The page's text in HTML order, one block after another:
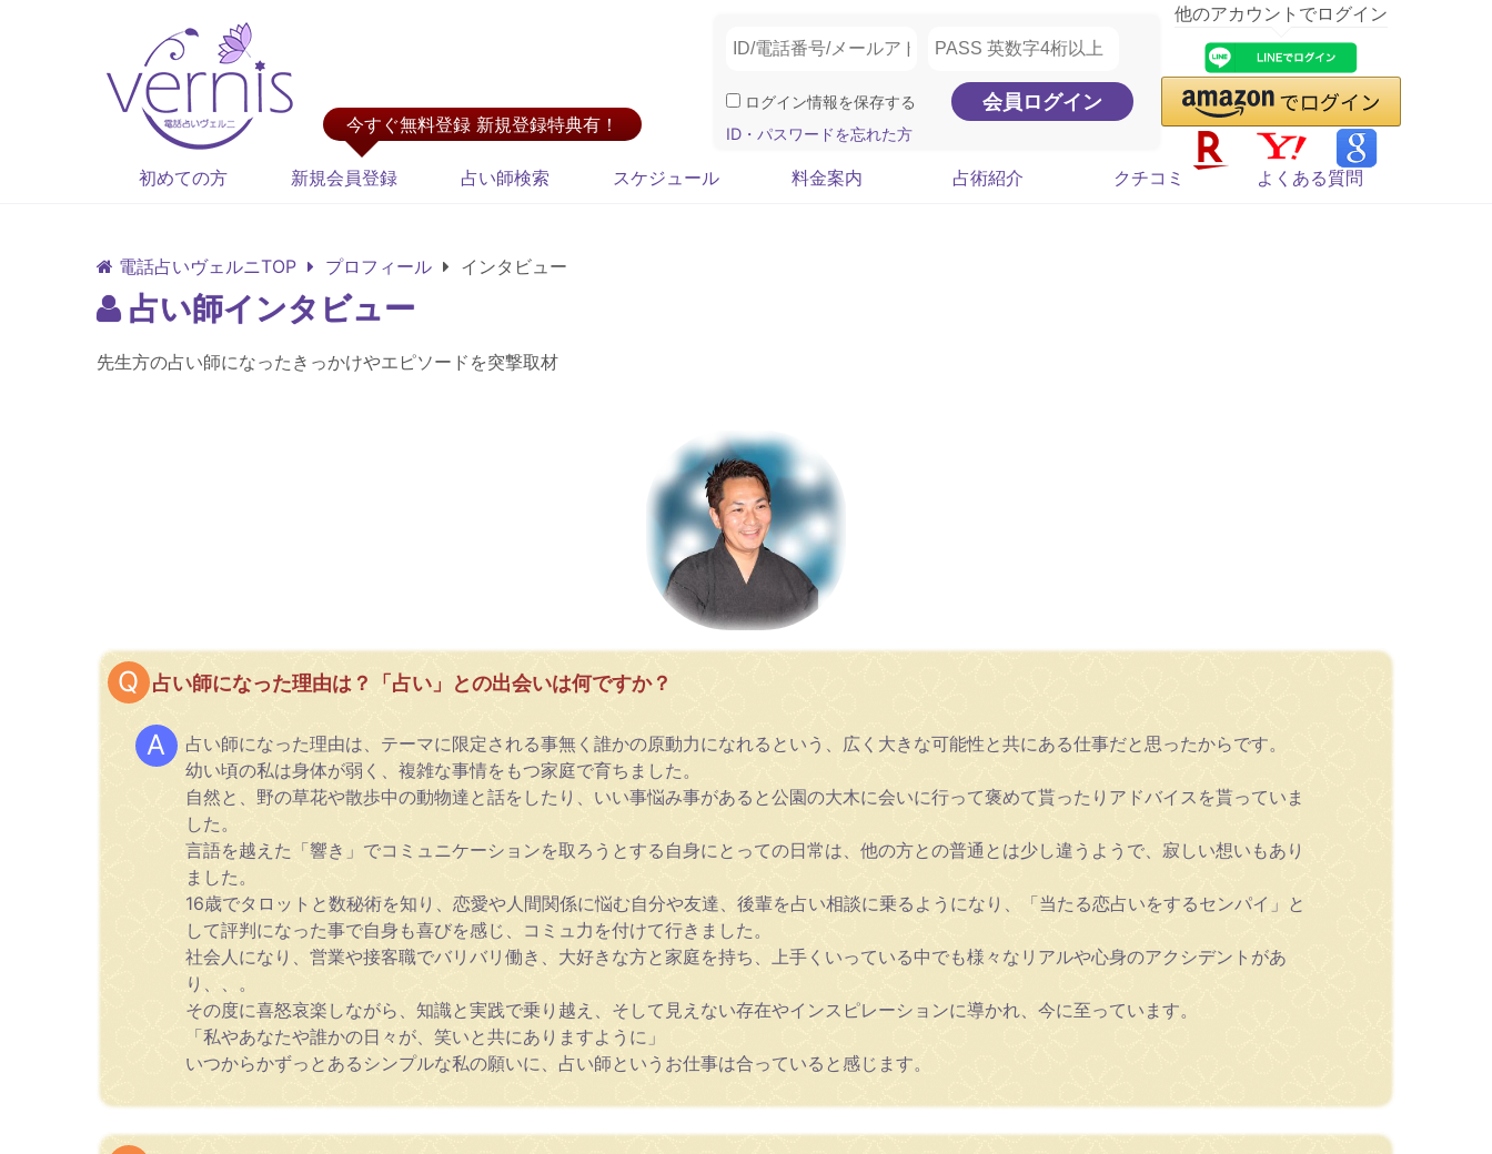
今すぐ無料登録 新規登録特典有！
ログイン情報を保存する
ID・パスワードを忘れた方
他のアカウントでログイン
初めての方 新規会員登録 占い師検索 スケジュール 料金案内 占術紹介 クチコミ よくある質問
電話占いヴェルニTOP プロフィール インタビュー
占い師インタビュー
先生方の占い師になったきっかけやエピソードを突撃取材
占い師になった理由は？「占い」との出会いは何ですか？
占い師になった理由は、テーマに限定される事無く誰かの原動力になれるという、広く大きな可能性と共にある仕事だと思ったからです。
幼い頃の私は身体が弱く、複雑な事情をもつ家庭で育ちました。
自然と、野の草花や散歩中の動物達と話をしたり、いい事悩み事があると公園の大木に会いに行って褒めて貰ったりアドバイスを貰っていま
した。
言語を越えた「響き」でコミュニケーションを取ろうとする自身にとっての日常は、他の方との普通とは少し違うようで、寂しい想いもあり
ました。
16歳でタロットと数秘術を知り、恋愛や人間関係に悩む自分や友達、後輩を占い相談に乗るようになり、「当たる恋占いをするセンパイ」と
して評判になった事で自身も喜びを感じ、コミュ力を付けて行きました。
社会人になり、営業や接客職でバリバリ働き、大好きな方と家庭を持ち、上手くいっている中でも様々なリアルや心身のアクシデントがあ
り、、。
その度に喜怒哀楽しながら、知識と実践で乗り越え、そして見えない存在やインスピレーションに導かれ、今に至っています。
「私やあなたや誰かの日々が、笑いと共にありますように」
いつからかずっとあるシンプルな私の願いに、占い師というお仕事は合っていると感じます。